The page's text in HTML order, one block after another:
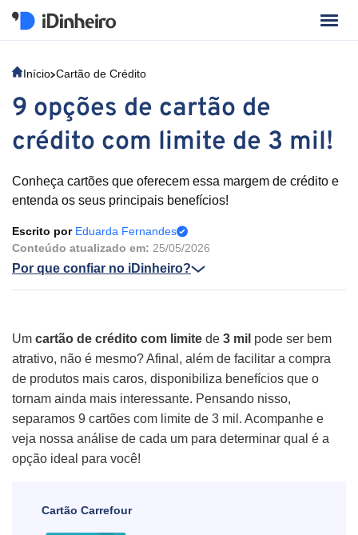
Início Cartão de Crédito
9 opções de cartão de
crédito com limite de 3 mil!
Conheça cartões que oferecem essa margem de crédito e
entenda os seus principais benefícios!
Escrito por Eduarda Fernandes
Conteúdo atualizado em: 25/05/2026
Por que confiar no iDinheiro?
Um cartão de crédito com limite de 3 mil pode ser bem
atrativo, não é mesmo? Afinal, além de facilitar a compra
de produtos mais caros, disponibiliza benefícios que o
tornam ainda mais interessante. Pensando nisso,
separamos 9 cartões com limite de 3 mil. Acompanhe e
veja nossa análise de cada um para determinar qual é a
opção ideal para você!
Cartão Carrefour